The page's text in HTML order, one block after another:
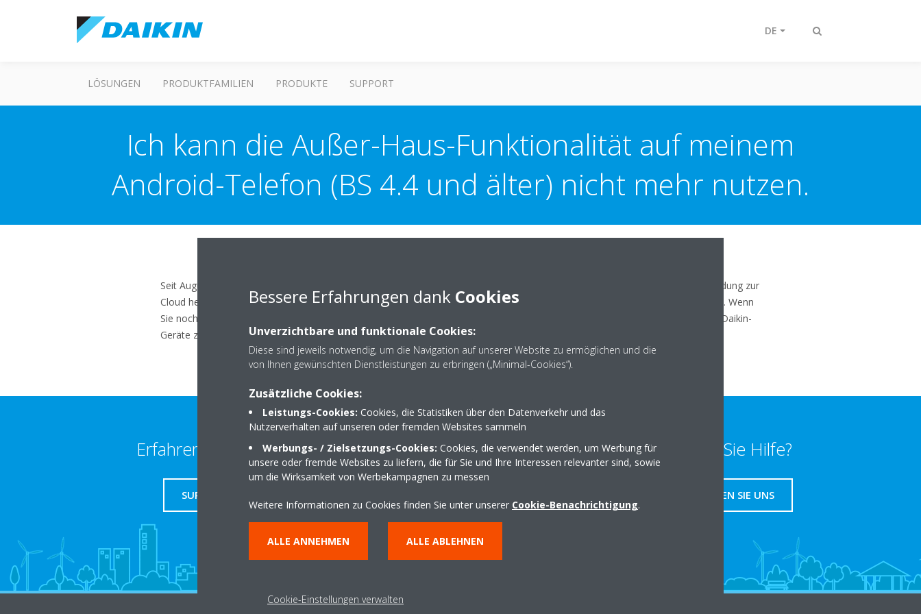
Suche
DE
LÖSUNGEN PRODUKTFAMILIEN PRODUKTE SUPPORT
Ich kann die Außer-Haus-Funktionalität auf meinem
Android-Telefon (BS 4.4 und älter) nicht mehr nutzen.
Seit August 2018 wurde die Serversicherheit verbessert, sodass Android-Handys mit Betriebssystem 4.4 oder älter keine Verbindung zur
Cloud herstellen können. Der Grund dafür ist, dass diese Betriebssysteme die neuesten Sicherheitsstandards nicht unterstützen. Wenn
Sie noch ein Android-Telefon mit Betriebssystem 4.4 oder älter besitzen, verwenden Sie den lokalen In-Home-Modus, um Ihre Daikin-
Geräte zu regeln.
Erfahren Sie mehr
SUPPORT
Benötigen Sie Hilfe?
KONTAKTIEREN SIE UNS
Bessere Erfahrungen dank Cookies
Unverzichtbare und funktionale Cookies:
Diese sind jeweils notwendig, um die Navigation auf unserer Website zu ermöglichen und die
von Ihnen gewünschten Dienstleistungen zu erbringen („Minimal-Cookies“).
Zusätzliche Cookies:
Leistungs-Cookies: Cookies, die Statistiken über den Datenverkehr und das
Nutzerverhalten auf unseren oder fremden Websites sammeln
Werbungs- / Zielsetzungs-Cookies: Cookies, die verwendet werden, um Werbung für
unsere oder fremde Websites zu liefern, die für Sie und Ihre Interessen relevanter sind, sowie
um die Wirksamkeit von Werbekampagnen zu messen
Weitere Informationen zu Cookies finden Sie unter unserer Cookie-Benachrichtigung.
ALLE ANNEHMEN ALLE ABLEHNEN
Cookie-Einstellungen verwalten